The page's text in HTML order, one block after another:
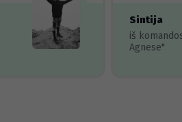
Sintija
iš
Agnese"